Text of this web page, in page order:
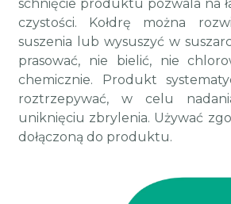
schnięcie produktu pozwala na
czystości. Kołdrę można
suszenia lub wysuszyć w
prasować, nie bielić, nie
chemicznie. Produkt
roztrzepywać, w celu
uniknięciu zbrylenia. Używać
dołączoną do produktu.